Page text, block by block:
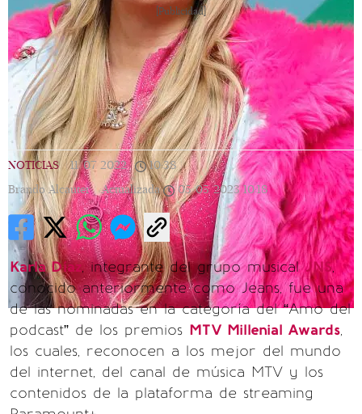
[Publicidad]
NOTICIAS | 11/07/2022 | 10:38 |
Brando Alcauter | Actualizada 05/05/2023 10:18
Karla Díaz, integrante del grupo musicalJNS,
conocido anteriormente como Jeans, fue una
de las nominadas en la categoría del “Amo del
podcast” de los premios MTV Millenial Awards,
los cuales, reconocen a los mejor del mundo
del internet, del canal de música MTV y los
contenidos de la plataforma de streaming